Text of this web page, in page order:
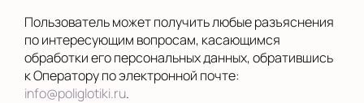
Пользователь может получить любые разъяснения
по интересующим вопросам, касающимся
обработки его персональных данных, обратившись
к Оператору по электронной почте:
info@poliglotiki.ru.